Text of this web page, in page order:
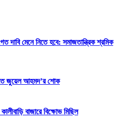
দাবি মেনে নিতে হবে: সমাজতান্ত্রিক শ্রমিক
জুয়েল আহমদ’র শোক
বাজারে বিক্ষোভ মিছিল